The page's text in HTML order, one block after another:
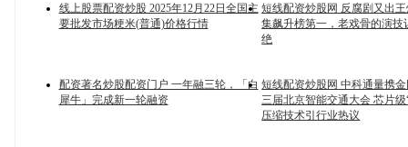
线上股票配资炒股 2025年12月22日全国主
要批发市场粳米(普通)价格行情
短线配资炒股网 反腐剧又出
集飙升榜第一，老戏骨的演技
绝
配资著名炒股配资门户 一年融三轮，「白
犀牛」完成新一轮融资
短线配资炒股网 中科通量携
三届北京智能交通大会 芯片级
压缩技术引行业热议